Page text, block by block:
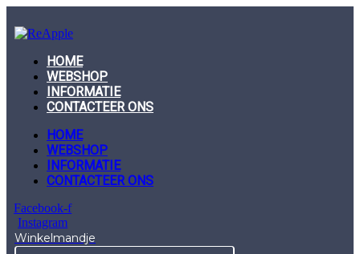
to
content
HOME
WEBSHOP
INFORMATIE
CONTACTEER ONS
HOME
WEBSHOP
INFORMATIE
CONTACTEER ONS
Facebook-f
Instagram
Winkelmandje